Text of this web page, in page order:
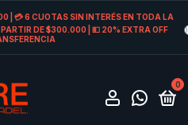
| 💳 6 CUOTAS SIN INTERÉS EN TODA LA
DE $300.000 | 💵 20% EXTRA OFF
0